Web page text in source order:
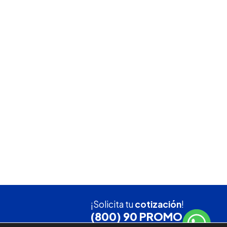
¡Solicita tucotización!
(800) 90 PROMO